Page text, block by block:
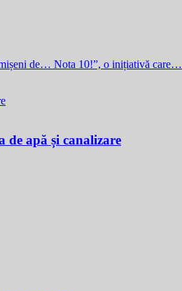
de… Nota 10!”, o inițiativă care…
apă și canalizare